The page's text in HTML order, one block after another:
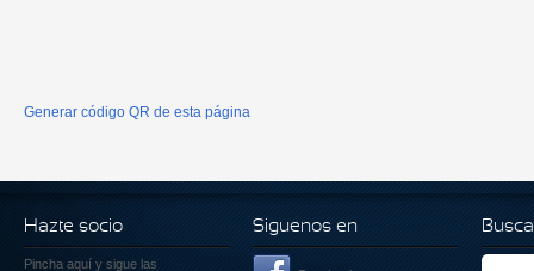
Generar código QR de esta página
Hazte socio
Pincha aquí y sigue las
Siguenos en